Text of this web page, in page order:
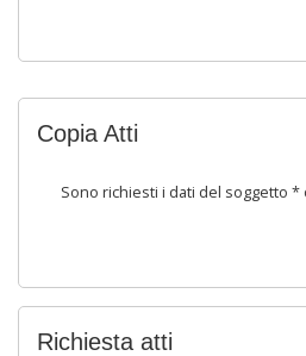
Copia Atti
Sono richiesti i dati del soggetto *
Richiesta atti